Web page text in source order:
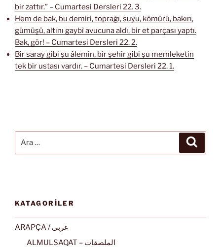
bir zattır.” – Cumartesi Dersleri 22. 3.
Hem de bak, bu demiri, toprağı, suyu, kömürü, bakırı,
gümüşü, altını gaybî avucuna aldı, bir et parçası yaptı.
Bak, gör! – Cumartesi Dersleri 22. 2.
Bir saray gibi şu âlemin, bir şehir gibi şu memleketin
tek bir ustası vardır. – Cumartesi Dersleri 22. 1.
KATAGORİLER
ARAPÇA / عربى
ALMULSAQAT – الملصقات